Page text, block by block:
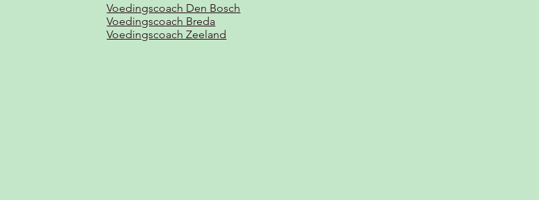
Voedingscoach Den Bosch
Voedingscoach Breda
Voedingscoach Zeeland